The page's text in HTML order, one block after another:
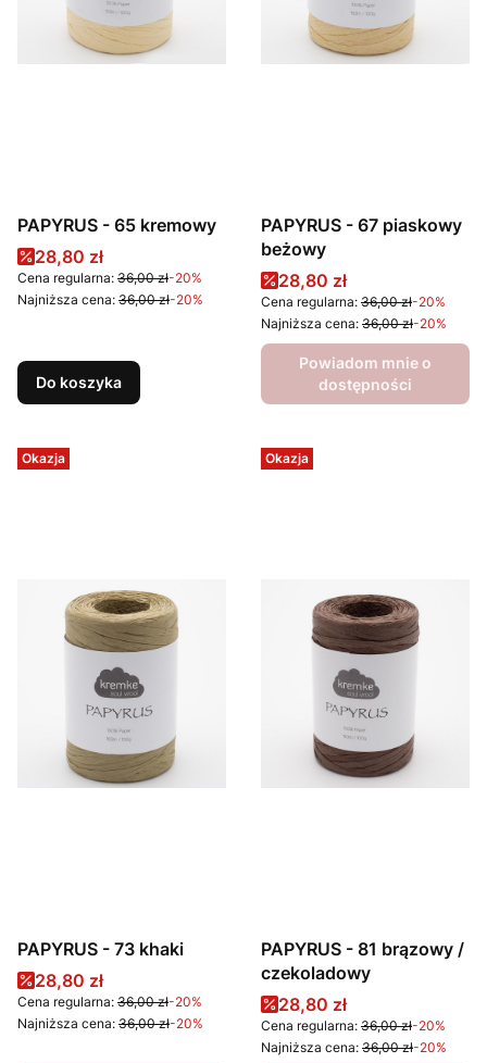
PAPYRUS - 65 kremowy
Cena promocyjna
28,80 zł
Cena regularna: 36,00 zł-20%
Najniższa cena: 36,00 zł-20%
Do koszyka
PAPYRUS - 67 piaskowy
beżowy
Cena promocyjna
28,80 zł
Cena regularna: 36,00 zł-20%
Najniższa cena: 36,00 zł-20%
Powiadom mnie o
dostępności
Okazja
PAPYRUS - 73 khaki
Cena promocyjna
28,80 zł
Cena regularna: 36,00 zł-20%
Najniższa cena: 36,00 zł-20%
Okazja
PAPYRUS - 81 brązowy /
czekoladowy
Cena promocyjna
28,80 zł
Cena regularna: 36,00 zł-20%
Najniższa cena: 36,00 zł-20%